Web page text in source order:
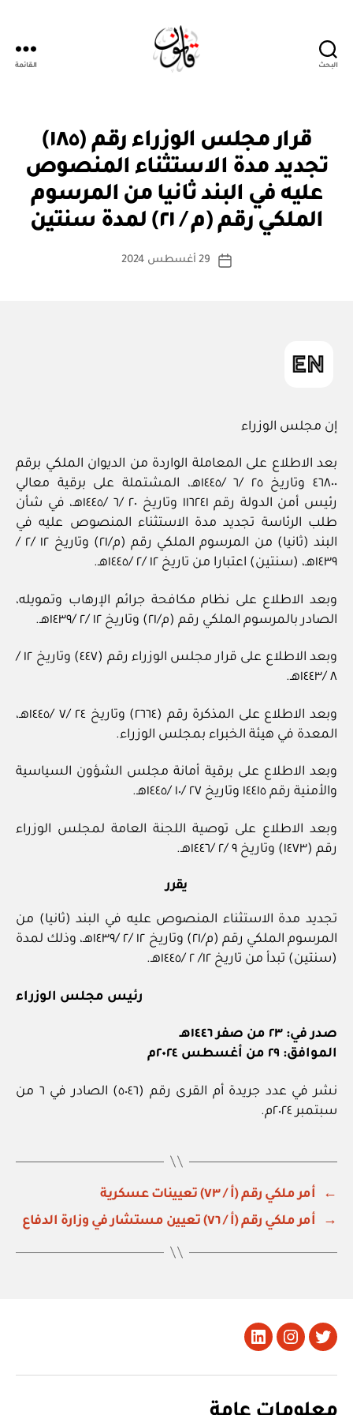
البحث القائمة
التصنيفات
قرار مجلس الوزراء رقم (١٨٥)
تجديد مدة الاستثناء المنصوص
عليه في البند ثانيا من المرسوم
الملكي رقم (م / ٢١) لمدة سنتين
كاتب
بو
ا
س
ة
تاريخ
29 أغسطس 2024
إن مجلس الوزراء
بعد الاطلاع على المعاملة الواردة من الديوان الملكي برقم
٤٦٨٠٠ وتاريخ ٢٥ /٦ /١٤٤٥هـ، المشتملة على برقية معالي
رئيس أمن الدولة رقم ١١٦٢٤١ وتاريخ ٢٠ /٦ /١٤٤٥هـ، في شأن
طلب الرئاسة تجديد مدة الاستثناء المنصوص عليه في
البند (ثانيا) من المرسوم الملكي رقم (م/٢١) وتاريخ ١٢ /٢ /
١٤٣٩هـ، (سنتين) اعتبارا من تاريخ ١٢ /٢ /١٤٤٥هـ.
وبعد الاطلاع على نظام مكافحة جرائم الإرهاب وتمويله،
الصادر بالمرسوم الملكي رقم (م/٢١) وتاريخ ١٢ /٢ /١٤٣٩هـ.
وبعد الاطلاع على قرار مجلس الوزراء رقم (٤٤٧) وتاريخ ١٢ /
٨ /١٤٤٣هـ.
وبعد الاطلاع على المذكرة رقم (٢٦٦٤) وتاريخ ٢٤ /٧ /١٤٤٥هـ،
المعدة في هيئة الخبراء بمجلس الوزراء.
وبعد الاطلاع على برقية أمانة مجلس الشؤون السياسية
والأمنية رقم ١٤٤١٥ وتاريخ ٢٧ /١٠ /١٤٤٥هـ.
وبعد الاطلاع على توصية اللجنة العامة لمجلس الوزراء
رقم (١٤٧٣) وتاريخ ٩ /٢ /١٤٤٦هـ.
يقرر
تجديد مدة الاستثناء المنصوص عليه في البند (ثانيا) من
المرسوم الملكي رقم (م/٢١) وتاريخ ١٢ /٢ /١٤٣٩هـ، وذلك لمدة
(سنتين) تبدأ من تاريخ ١٢/ ٢ /١٤٤٥هـ.
رئيس مجلس الوزراء
صدر في: ٢٣ من صفر ١٤٤٦هـ
الموافق: ٢٩ من أغسطس ٢٠٢٤م
نشر في عدد جريدة أم القرى رقم (٥٠٤٦) الصادر في ٦ من
سبتمبر ٢٠٢٤م.
←
أمر ملكي رقم (أ / ٧٣) تعيينات عسكرية
→
أمر ملكي رقم (أ / ٧٦) تعيين مستشار في وزارة الدفاع
تويتر Instagram
LinkedIn